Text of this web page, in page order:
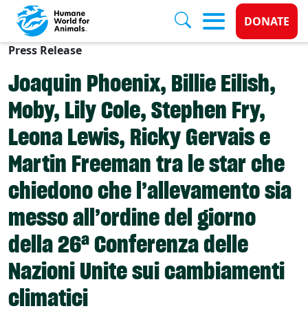
Skip to main content
Donate
DONATE
Press Release
Joaquin Phoenix, Billie Eilish,
Moby, Lily Cole, Stephen Fry,
Leona Lewis, Ricky Gervais e
Martin Freeman tra le star che
chiedono che l’allevamento sia
messo all’ordine del giorno
della 26ª Conferenza delle
Nazioni Unite sui cambiamenti
climatici